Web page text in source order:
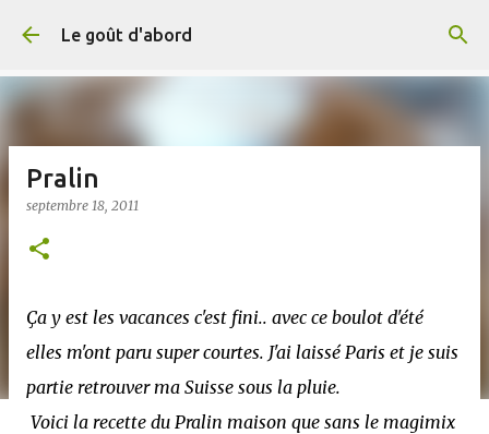
Accéder au contenu principal
Le goût d'abord
Pralin
septembre 18, 2011
Ça y est les vacances c'est fini.. avec ce boulot d'été
elles m'ont paru super courtes. J'ai laissé Paris et je suis
partie retrouver ma Suisse sous la pluie.
Voici la recette du Pralin maison que sans le magimix